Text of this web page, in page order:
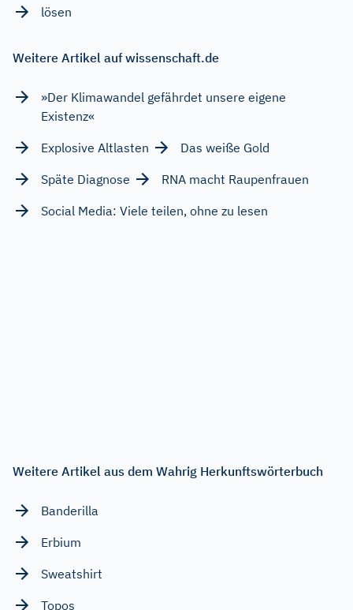
lösen
Weitere Artikel auf wissenschaft.de
»Der Klimawandel gefährdet unsere eigene
Existenz«
Explosive Altlasten
Das weiße Gold
Späte Diagnose
RNA macht Raupenfrauen
Social Media: Viele teilen, ohne zu lesen
Weitere Artikel aus dem Wahrig Herkunftswörterbuch
Banderilla
Erbium
Sweatshirt
Topos